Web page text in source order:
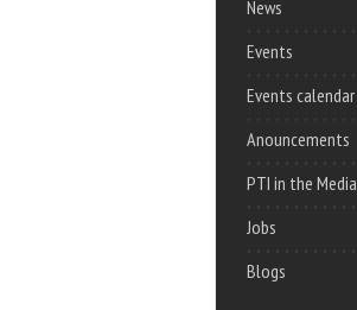
News
Events
Events calendar
Anouncements
PTI in the Media
Jobs
Blogs